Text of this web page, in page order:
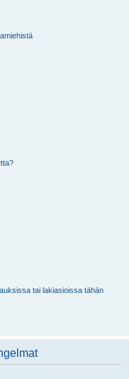
tai lakiasioissa tähän